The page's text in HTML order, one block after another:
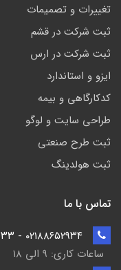
تغییرات و تصمیمات
ثبت شرکت در قشم
ثبت شرکت در ارس
ایزو و استاندارد
کدکارگاهی و بیمه
طراحی سایت و لوگو
ثبت طرح صنعتی
ثبت هولدینگ
تماس با ما
ساعات کاری: ۹ الی ۱۸